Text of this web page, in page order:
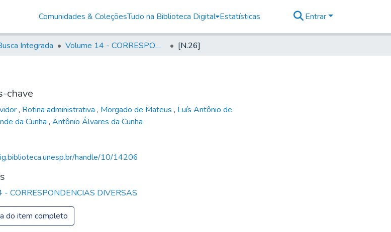
Comunidades & ColeçõesTudo na Biblioteca Digital Estatísticas Entrar
Integrada Volume 14 - CORRESPONDENCIAS DIVERSAS [N.26]
chave
, Rotina administrativa , Morgado de Mateus , Luís Antônio de
da Cunha , Antônio Álvares da Cunha
handle/10/14206
- CORRESPONDENCIAS DIVERSAS
do item completo